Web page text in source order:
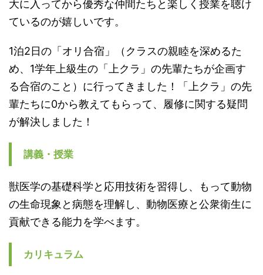
大に入ってから優秀な仲間たちと楽しく授業を聴け
ているのが嬉しいです。
1泊2日の「オリ合宿」（クラスの親睦を深めるた
め、1学年上級生の「上クラ」の先輩たちが企画す
る合宿のこと）に行ってきました！「上クラ」の先
輩たちに0から教えてもらって、履修に関する疑問
が解決しました！
講義・授業
獣医学の基礎科学と応用技術を習得し、もって動物
の生命現象と病態を理解し、動物医療と公衆衛生に
貢献できる能力を学べます。
カリキュラム